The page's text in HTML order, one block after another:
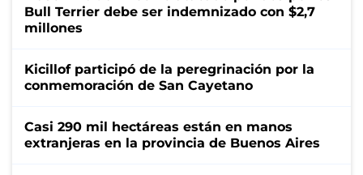
Bull Terrier debe ser indemnizado con $2,7
millones
Kicillof participó de la peregrinación por la
conmemoración de San Cayetano
Casi 290 mil hectáreas están en manos
extranjeras en la provincia de Buenos Aires